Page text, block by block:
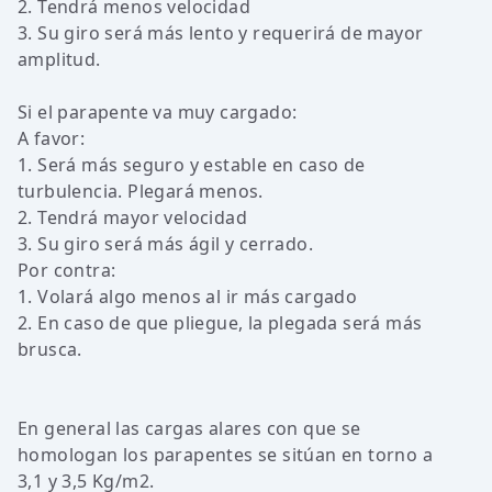
2. Tendrá menos velocidad
3. Su giro será más lento y requerirá de mayor
amplitud.
Si el parapente va muy cargado:
A favor:
1. Será más seguro y estable en caso de
turbulencia. Plegará menos.
2. Tendrá mayor velocidad
3. Su giro será más ágil y cerrado.
Por contra:
1. Volará algo menos al ir más cargado
2. En caso de que pliegue, la plegada será más
brusca.
En general las cargas alares con que se
homologan los parapentes se sitúan en torno a
3,1 y 3,5 Kg/m2.